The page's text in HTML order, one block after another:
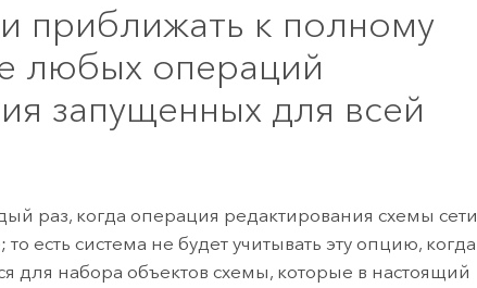
приближать к полному
любых операций
запущенных для всей
раз, когда операция редактирования схемы сети
есть система не будет учитывать эту опцию, когда
для набора объектов схемы, которые в настоящий